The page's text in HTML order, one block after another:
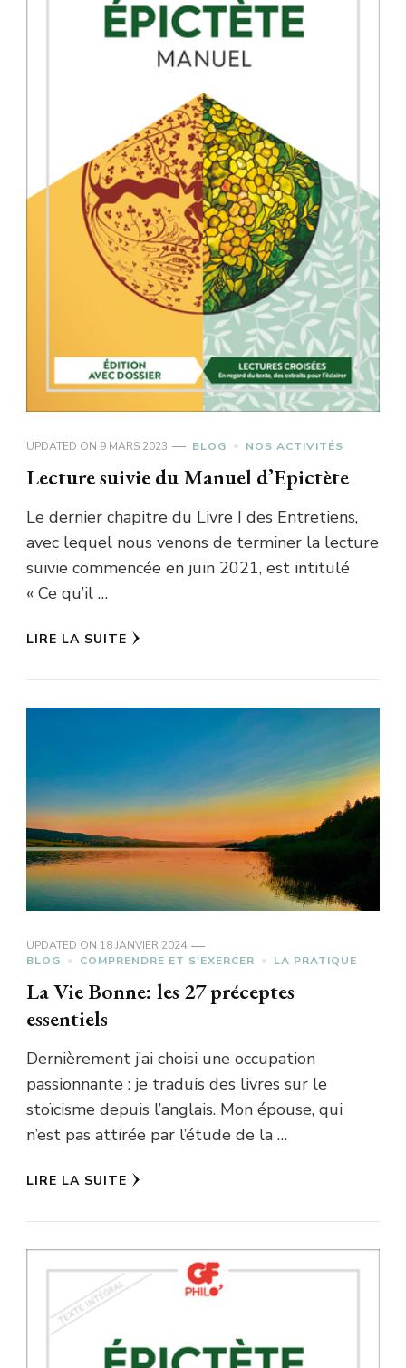
UPDATED ON 9 MARS 2023 BLOG NOS ACTIVITÉS
Lecture suivie du Manuel d’Epictète
Le dernier chapitre du Livre I des Entretiens,
avec lequel nous venons de terminer la lecture
suivie commencée en juin 2021, est intitulé
« Ce qu’il …
LIRE LA SUITE
UPDATED ON 18 JANVIER 2024
BLOG
COMPRENDRE ET S'EXERCER LA PRATIQUE
La Vie Bonne: les 27 préceptes
essentiels
Dernièrement j’ai choisi une occupation
passionnante : je traduis des livres sur le
stoïcisme depuis l’anglais. Mon épouse, qui
n’est pas attirée par l’étude de la …
LIRE LA SUITE